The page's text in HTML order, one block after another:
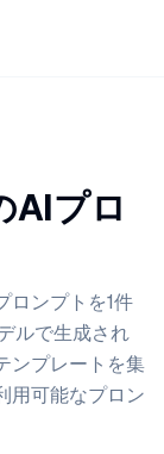
AIプロ
ロンプトを1件
ルで生成され
ンプレートを集
用可能なプロン